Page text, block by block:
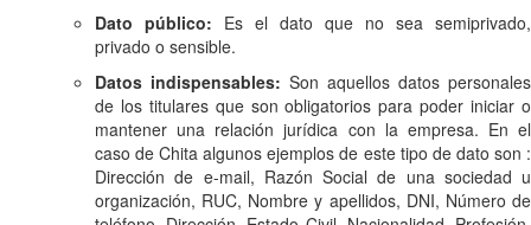
Dato público: Es el dato que no sea semiprivado,
privado o sensible.
Datos indispensables: Son aquellos datos personales
de los titulares que son obligatorios para poder iniciar o
mantener una relación jurídica con la empresa. En el
caso de Chita algunos ejemplos de este tipo de dato son :
Dirección de e-mail, Razón Social de una sociedad u
organización, RUC, Nombre y apellidos, DNI, Número de